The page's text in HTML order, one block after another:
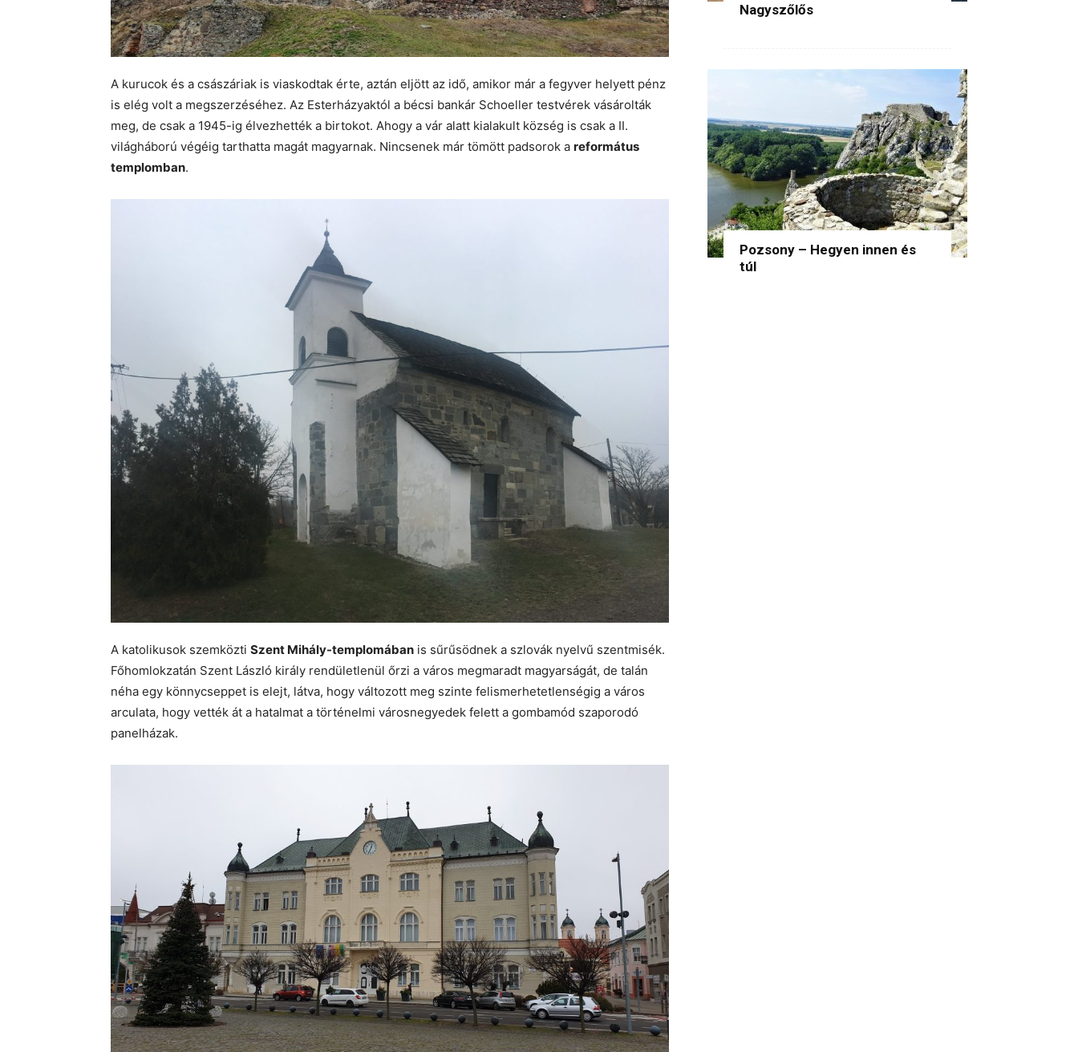
A kurucok és a császáriak is viaskodtak érte, aztán eljött az idő, amikor már a fegyver helyett pénz
is elég volt a megszerzéséhez. Az Esterházyaktól a bécsi bankár Schoeller testvérek vásárolták
meg, de csak a 1945-ig élvezhették a birtokot. Ahogy a vár alatt kialakult község is csak a II.
világháború végéig tarthatta magát magyarnak. Nincsenek már tömött padsorok a református
templomban.
A katolikusok szemközti Szent Mihály-templomában is sűrűsödnek a szlovák nyelvű szentmisék.
Főhomlokzatán Szent László király rendületlenül őrzi a város megmaradt magyarságát, de talán
néha egy könnycseppet is elejt, látva, hogy változott meg szinte felismerhetetlenségig a város
arculata, hogy vették át a hatalmat a történelmi városnegyedek felett a gombamód szaporodó
panelházak.
Nagyszőlős
Pozsony – Hegyen innen és
túl